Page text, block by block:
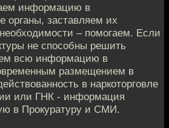
информацию в
органы, заставляем их
– помогаем. Если
не способны решить
всю информацию в
размещением в
в наркоторговле
или ГНК - информация
в Прокуратуру и СМИ.